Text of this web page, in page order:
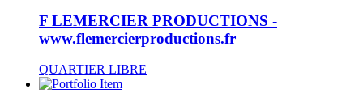
F LEMERCIER PRODUCTIONS -
www.flemercierproductions.fr
QUARTIER LIBRE